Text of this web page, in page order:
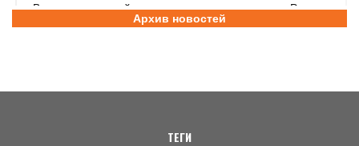
В заключительный день юниорского первенства России
на счету алтайских гребцов три медали
летняя. Поспелиха, 2014 год. Часть первая
Архив новостей
ТЕГИ